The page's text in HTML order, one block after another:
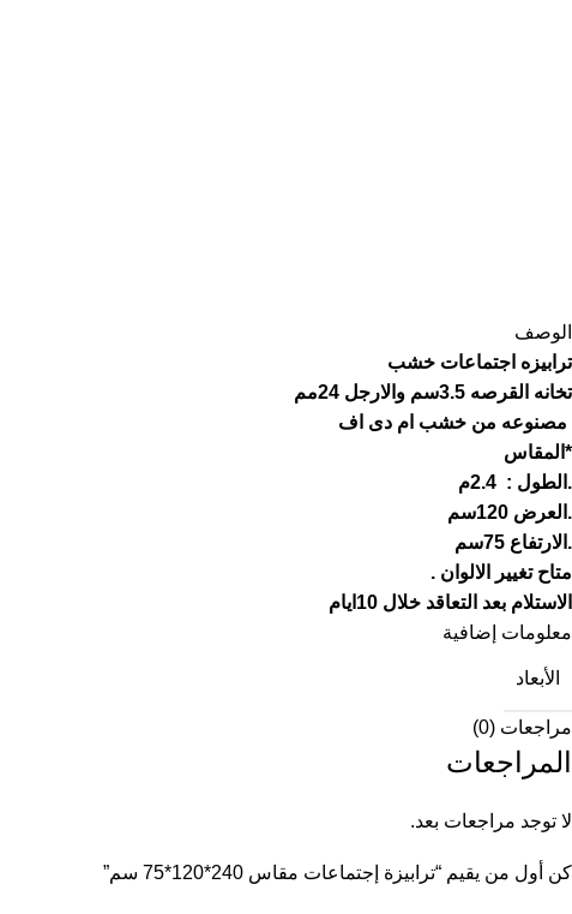
الوصف
ترابيزه اجتماعات خشب
تخانه القرصه 3.5سم والارجل 24مم
مصنوعه من خشب ام دى اف
*المقاس
.الطول : 2.4م
.العرض 120سم
.الارتفاع 75سم
متاح تغيير الالوان .
الاستلام بعد التعاقد خلال 10ايام
معلومات إضافية
الأبعاد
مراجعات (0)
المراجعات
لا توجد مراجعات بعد.
كن أول من يقيم “ترابيزة إجتماعات مقاس 240*120*75 سم”